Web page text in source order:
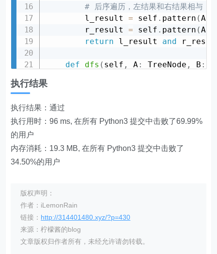
# 后序遍历，左结果和右结果相与
        l_result
= self . pattern (A
        r_result
= self . pattern (A
return l_result and
def dfs ( self , A: TreeNode , B :
            self
            self
. dfs(A.left, B)
        self
        self
return self
执行结果
执行结果：通过
执行用时：96 ms, 在所有 Python3 提交中击败了69.99%
的用户
内存消耗：19.3 MB, 在所有 Python3 提交中击败了
34.50%的用户
版权声明：
作者：iLemonRain
链接： http://314401480.xyz/?p=430
来源：柠檬酱的blog
文章版权归作者所有，未经允许请勿转载。